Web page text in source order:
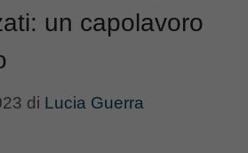
un capolavoro
di Lucia Guerra